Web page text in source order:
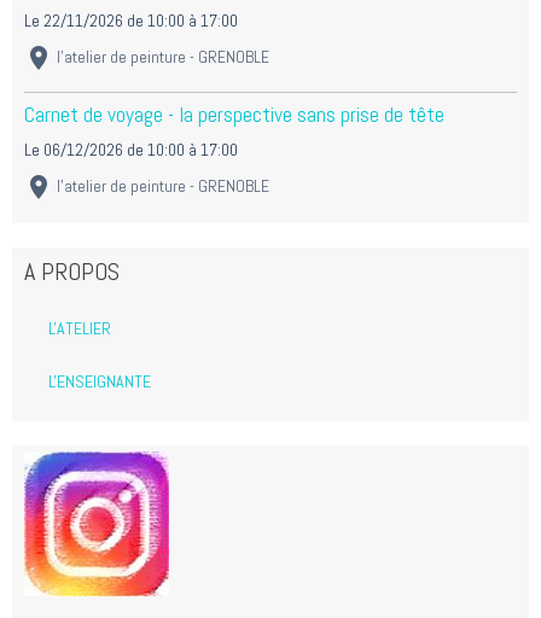
Le 22/11/2026 de 10:00 à 17:00
l'atelier de peinture - GRENOBLE
Carnet de voyage - la perspective sans prise de tête
Le 06/12/2026 de 10:00 à 17:00
l'atelier de peinture - GRENOBLE
A PROPOS
L'ATELIER
L'ENSEIGNANTE